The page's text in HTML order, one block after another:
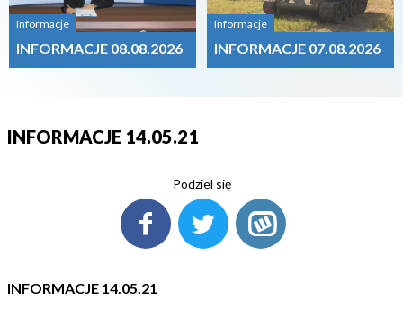
Informacje
INFORMACJE 08.08.2026
Informacje
INFORMACJE 07.08.2026
INFORMACJE 14.05.21
Podziel się
INFORMACJE 14.05.21